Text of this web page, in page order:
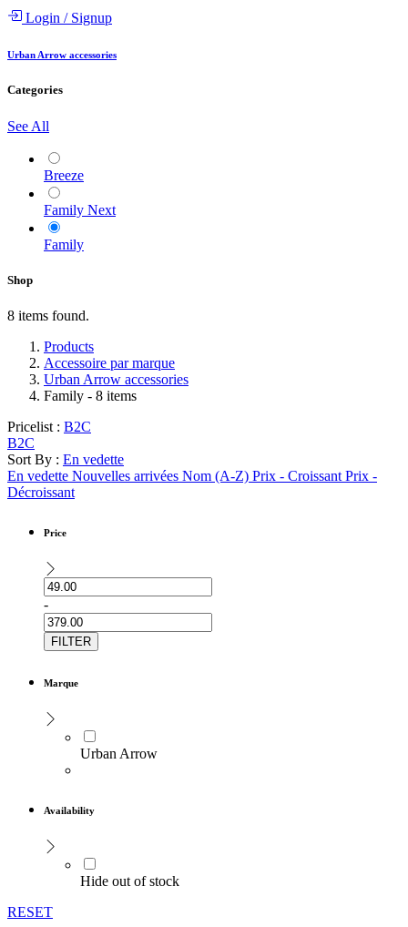
Login /Signup
Urban Arrow accessories
Categories
See All
Breeze
Family Next
Family
Shop
8 items found.
Products
Accessoire par marque
Urban Arrow accessories
Family - 8 items
Pricelist : B2C
B2C
Sort By : En vedette
En vedette Nouvelles arrivées Nom (A-Z) Prix - Croissant Prix -
Décroissant
Price
-
FILTER
Marque
Urban Arrow
Availability
Hide out of stock
RESET